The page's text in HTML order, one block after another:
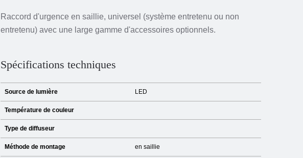
Raccord d'urgence en saillie, universel (système entretenu ou non
entretenu) avec une large gamme d'accessoires optionnels.
Spécifications techniques
Source de lumière LED
Température de couleur
Type de diffuseur
Méthode de montage en saillie